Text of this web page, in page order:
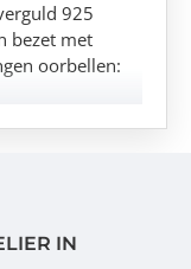
925
bezet met
oorbellen:
IN